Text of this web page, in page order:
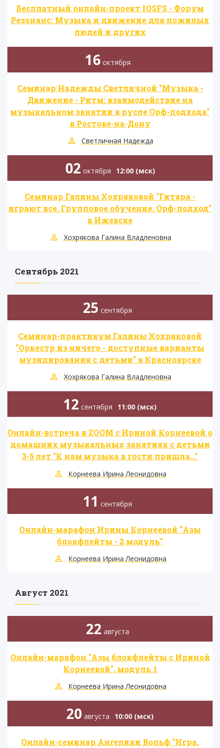
Бесплатный онлайн-проект IOSFS - Форум
Резонанс: Музыка и движение для пожилых
людей и других
16 октября
Семинар Надежды Светличной "Музыка -
Движение - Ритм: взаимодействие на
музыкальном занятии в русле Орф-подхода"
в Ростове-на-Дону
Светличная Надежда
02 октября 12:00 (мск)
Семинар Галины Хохряковой "Гитара -
играют все. Групповое обучение, Орф-подход"
в Ижевске
Хохрякова Галина Владленовна
Сентябрь 2021
25 сентября
Семинар-практикум Галины Хохряковой
"Оркестр из ничего - доступные варианты
музицирования с детьми" в Красноярске
Хохрякова Галина Владленовна
12 сентября 11:00 (мск)
Онлайн-встреча в ZOOM с Ириной Корнеевой о
домашних музыкальных занятиях с детьми
3-5 лет "К нам музыка в гости пришла..."
Корнеева Ирина Леонидовна
11 сентября
Онлайн-марафон Ирины Корнеевой "Азы
блокфлейты - 2 модуль"
Корнеева Ирина Леонидовна
Август 2021
22 августа
Онлайн-марафон "Азы блокфлейты с Ириной
Корнеевой", модуль 1
Корнеева Ирина Леонидовна
20 августа 10:00 (мск)
Онлайн-семинар Ангелики Вольф "Игра,